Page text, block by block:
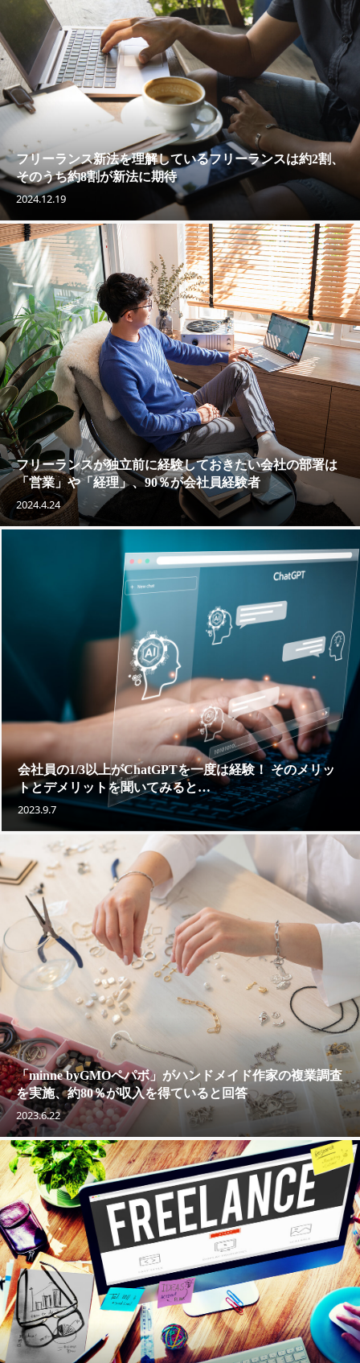
フリーランス新法を理解しているフリーランスは約2割、
そのうち約8割が新法に期待
2024.12.19
フリーランスが独立前に経験しておきたい会社の部署は
「営業」や「経理」、90％が会社員経験者
2024.4.24
会社員の1/3以上がChatGPTを一度は経験！ そのメリッ
トとデメリットを聞いてみると…
2023.9.7
「minne byGMOペパボ」がハンドメイド作家の複業調査
を実施、約80％が収入を得ていると回答
2023.6.22